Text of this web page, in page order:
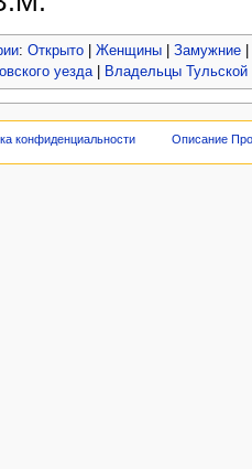
: Открыто| Женщины| Замужние|
уезда| Владельцы Тульской
конфиденциальности Описание